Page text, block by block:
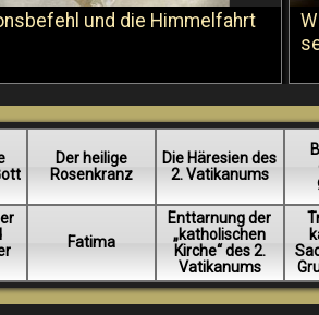
und die Himmelfahrt
Der heilige
Rosenkranz
Die Häresien des
2. Vatikanums
Fatima
Enttarnung der
„katholischen
Kirche“ des 2.
Vatikanums